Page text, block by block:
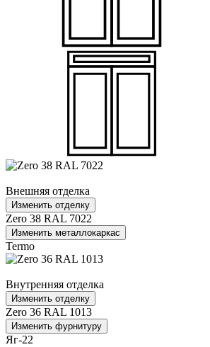
Внешняя отделка
Изменить отделку
Zero 38 RAL 7022
Изменить металлокаркас
Termo
Внутренняя отделка
Изменить отделку
Zero 36 RAL 1013
Изменить фурнитуру
Яг-22